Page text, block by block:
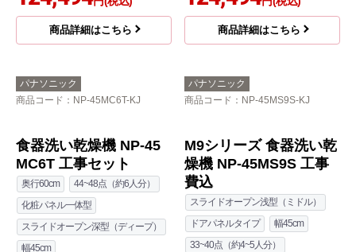
R9シリーズ 食器洗い乾
燥機 NP-45RS9S+ENS
P-SDM-HTD 工事費込
幅45cm
ドアパネルタイプ
33~40点（約4~5人分）
スライドオープン浅型（ミドル）
R9シリーズ 食器洗い乾
燥機 NP-45RS9S+ENS
P-SDM-HSW 工事費込
33~40点（約4~5人分）
スライドオープン浅型（ミドル）
124,494円(税込)
商品詳細はこちら